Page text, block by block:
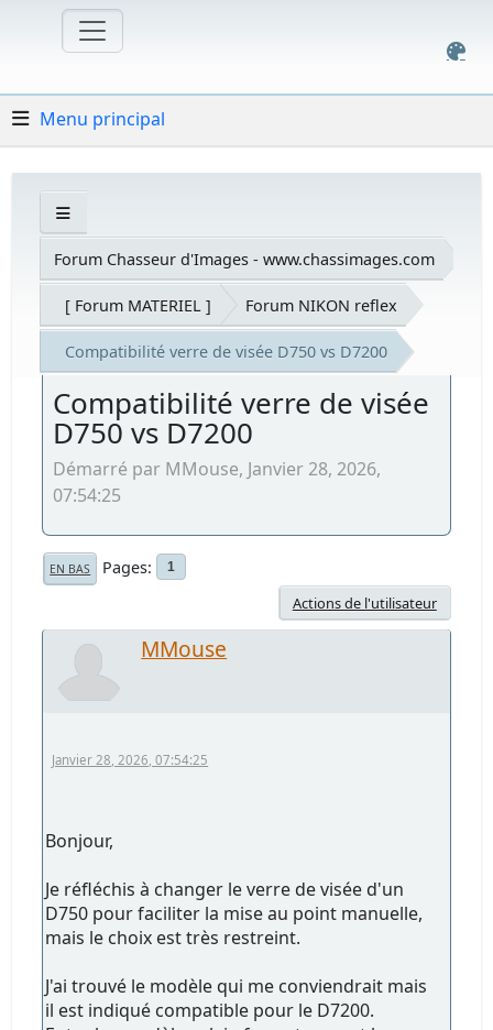
Menu principal
Forum Chasseur d'Images - www.chassimages.com
[ Forum MATERIEL ] Forum NIKON reflex
Compatibilité verre de visée D750 vs D7200
Compatibilité verre de visée
D750 vs D7200
Démarré par MMouse, Janvier 28, 2026,
07:54:25
EN BAS Pages 1
Actions de l'utilisateur
MMouse
Janvier 28, 2026, 07:54:25
Bonjour,
Je réfléchis à changer le verre de visée d'un
D750 pour faciliter la mise au point manuelle,
mais le choix est très restreint.
J'ai trouvé le modèle qui me conviendrait mais
il est indiqué compatible pour le D7200.